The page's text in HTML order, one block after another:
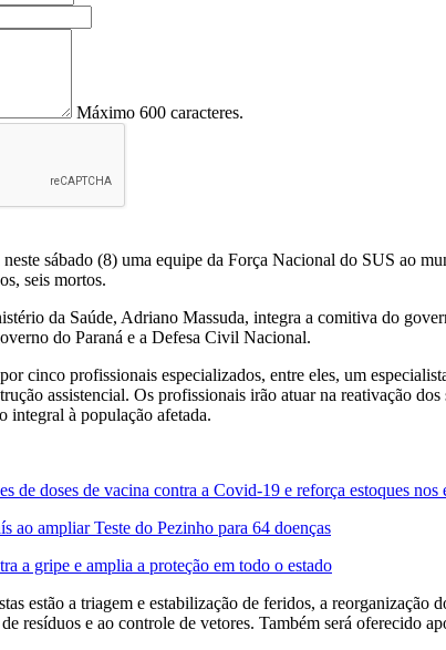
Máximo 600 caracteres.
sábado (8) uma equipe da Força Nacional do SUS ao
seis mortos.
da Saúde, Adriano Massuda, integra a comitiva do
do Paraná e a Defesa Civil Nacional.
cinco profissionais especializados, entre eles, um
assistencial. Os profissionais irão atuar na reativação
integral à população afetada.
de doses de vacina contra a Covid-19 e reforça estoques nos
ao ampliar Teste do Pezinho para 64 doenças
a gripe e amplia a proteção em todo o estado
estão a triagem e estabilização de feridos, a
resíduos e ao controle de vetores. Também será oferecido